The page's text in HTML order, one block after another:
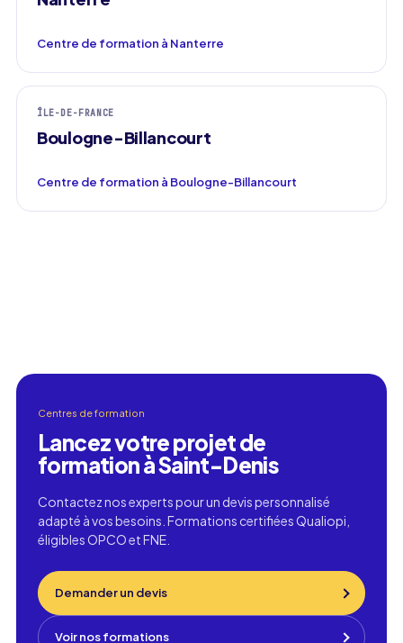
Centre de formation à Nanterre
ÎLE-DE-FRANCE
Boulogne-Billancourt
Centre de formation à Boulogne-Billancourt
Centres de formation
Lancez votre projet de
formation à Saint-Denis
Contactez nos experts pour un devis personnalisé
adapté à vos besoins. Formations certifiées Qualiopi,
éligibles OPCO et FNE.
Demander un devis
Voir nos formations